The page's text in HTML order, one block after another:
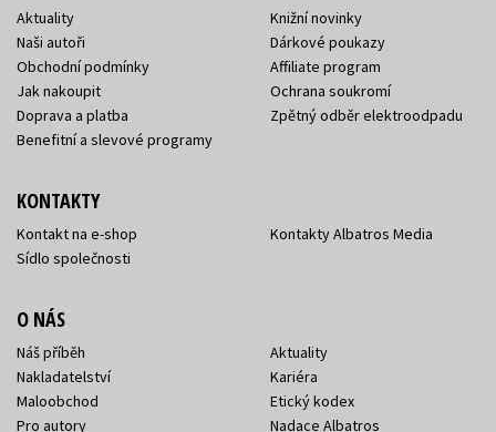
Aktuality
Naši autoři
Obchodní podmínky
Jak nakoupit
Doprava a platba
Benefitní a slevové programy
Knižní novinky
Dárkové poukazy
Affiliate program
Ochrana soukromí
Zpětný odběr elektroodpadu
KONTAKTY
Kontakt na e-shop
Sídlo společnosti
Kontakty Albatros Media
O NÁS
Náš příběh
Nakladatelství
Maloobchod
Pro autory
Aktuality
Kariéra
Etický kodex
Nadace Albatros